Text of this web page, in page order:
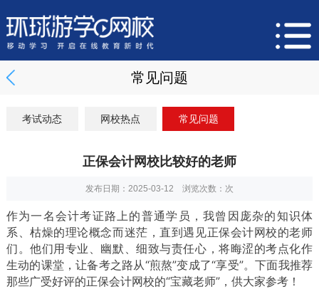
常见问题
考试动态 网校热点 常见问题
正保会计网校比较好的老师
发布日期：2025-03-12 浏览次数： 次
作为一名会计考证路上的普通学员，我曾因庞杂的知识体
系、枯燥的理论概念而迷茫，直到遇见正保会计网校的老师
们。他们用专业、幽默、细致与责任心，将晦涩的考点化作
生动的课堂，让备考之路从“煎熬”变成了“享受”。下面我推荐
那些广受好评的正保会计网校的“宝藏老师”，供大家参考！